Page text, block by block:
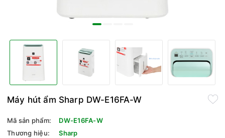
Máy hút ẩm Sharp DW-E16FA-W
Mã sản phẩm:
DW-E16FA-W
Thương hiệu:
Sharp